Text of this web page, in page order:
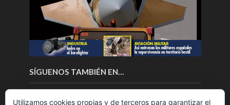
SÍGUENOS TAMBIÉN EN…
Utilizamos cookies propias y de terceros para garantizar el